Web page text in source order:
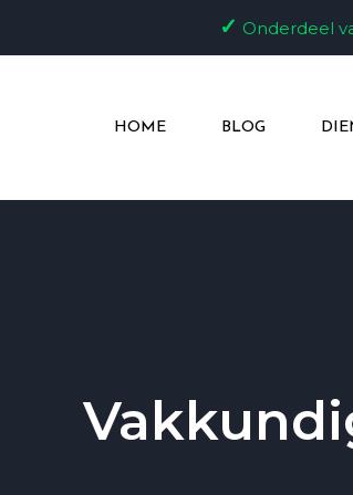
✓ Onderdeel
HOME BLOG